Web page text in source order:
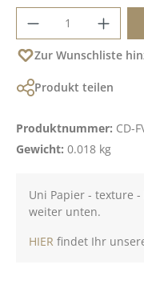
Produkt
Zur Wunschliste
Produkt teilen
Produktnummer: CD-
Gewicht: 0.018 kg
Uni Papier - texture
weiter unten.
HIER findet Ihr